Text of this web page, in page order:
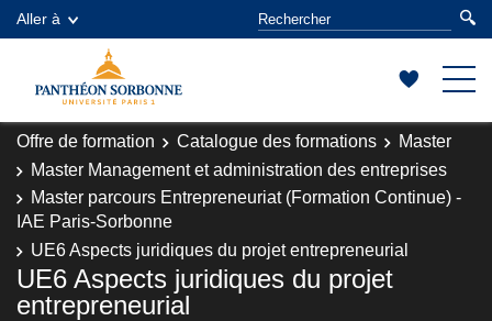
Aller à
Offre de formation Catalogue des formations
Master
Master Management et administration des entreprises
Master parcours Entrepreneuriat (Formation Continue) -
IAE Paris-Sorbonne
UE6 Aspects juridiques du projet entrepreneurial
UE6 Aspects juridiques du projet
entrepreneurial